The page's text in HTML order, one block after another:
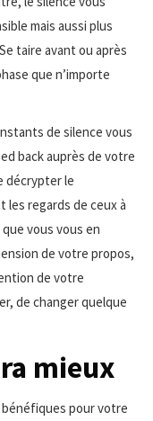
mais aussi plus
taire avant ou après
que n’importe
de silence vous
back auprès de votre
décrypter le
regards de ceux à
vous vous en
de votre propos,
de votre
de changer quelque
mieux
pour votre